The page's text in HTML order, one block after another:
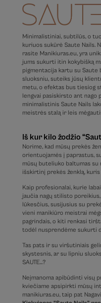
Minimalistiniai, subtilūs, o
kuriuos sukūrė Saute Nails.
rasite Manikiuras.eu, yra
jums sukurti itin kokybišką
pigmentacija kartu su
sluoksniu, suteiks jūsų
metu, o efektas bus tiesiog
lengvai pasiskirsto ant nago
minimalistinis Saute Nails
meistrės stalą ir leis
Iš kur kilo žodžio
Norime, kad mūsų prekės
orientuojamės į paprastus,
mūsų buteliuko baltumas
išskirtinį prekės ženklą,
Kaip profesionalai, kurie
jaučia nagų stilisto
lūkesčius, susijusius su
vieni manikiūro meistrai
pagrindais, o kiti renkasi
todėl nusprendėme sukurti
Tas pats ir su viršutiniais
skystesnis, ar su lipniu
SAUTE…?
Neįmanoma apibūdinti visų
kviečiame apsipirkti mūsų
manikiuras.eu, taip pat